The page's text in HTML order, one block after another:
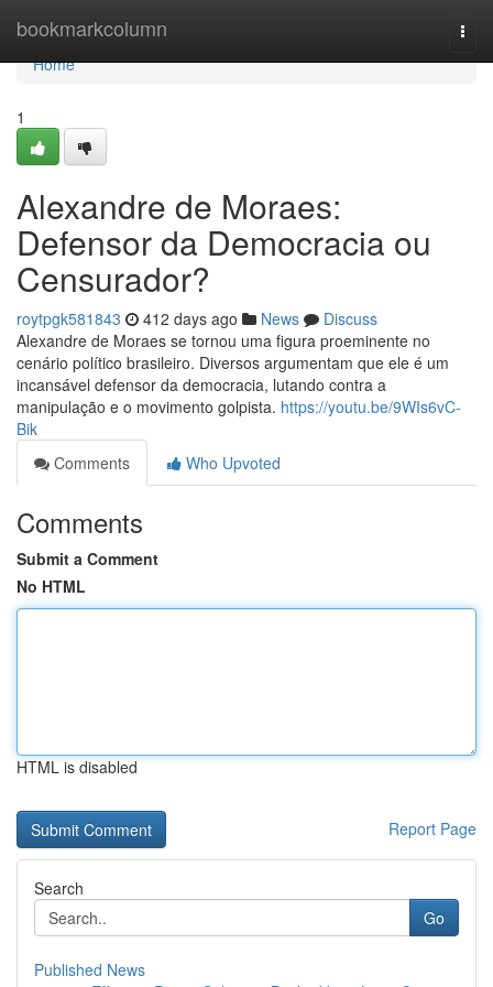
bookmarkcolumn
Home
Home
1
Alexandre de Moraes:
Defensor da Democracia ou
Censurador?
roytpgk581843 412 days ago News
Discuss
Alexandre de Moraes se tornou uma figura proeminente no
cenário político brasileiro. Diversos argumentam que ele é um
incansável defensor da democracia, lutando contra a
manipulação e o movimento golpista. https://youtu.be/9WIs6vC-
Bik
Comments
Who Upvoted
Comments
Submit a Comment
No HTML
HTML is disabled
Report Page
Search
Go
Published News